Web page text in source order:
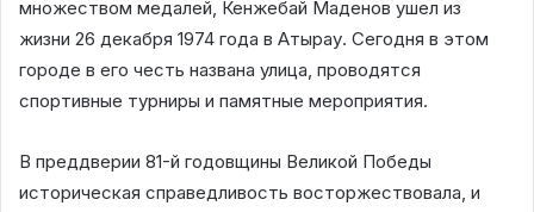
множеством медалей, Кенжебай Маденов ушел из
жизни 26 декабря 1974 года в Атырау. Сегодня в этом
городе в его честь названа улица, проводятся
спортивные турниры и памятные мероприятия.
В преддверии 81-й годовщины Великой Победы
историческая справедливость восторжествовала, и